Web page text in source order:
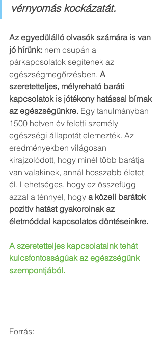
vérnyomás kockázatát.
Az egyedülálló olvasók számára is van
jó hírünk: nem csupán a
párkapcsolatok segítenek az
egészségmegőrzésben. A
szeretetteljes, mélyreható baráti
kapcsolatok is jótékony hatással bírnak
az egészségünkre. Egy tanulmányban
1500 hetven év feletti személy
egészségi állapotát elemezték. Az
eredményekben világosan
kirajzolódott, hogy minél több barátja
van valakinek, annál hosszabb életet
él. Lehetséges, hogy ez összefügg
azzal a ténnyel, hogy a közeli barátok
pozitív hatást gyakorolnak az
életmóddal kapcsolatos döntéseinkre.
A szeretetteljes kapcsolataink tehát
kulcsfontosságúak az egészségünk
szempontjából.
Forrás: